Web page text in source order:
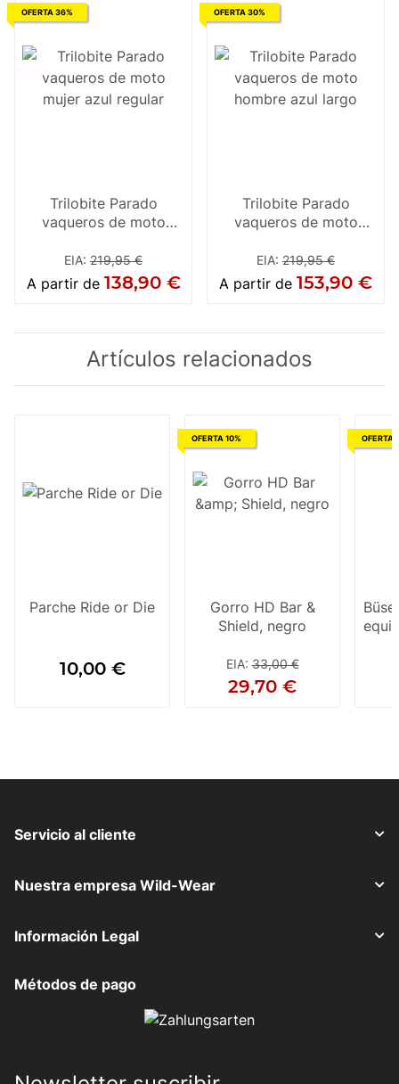
OFERTA 36%
Trilobite Parado
vaqueros de moto
EIA: 219,95 €
A partir de 138,90 €
OFERTA 30%
Trilobite Parado
vaqueros de moto
EIA: 219,95 €
A partir de 153,90 €
Artículos relacionados
Parche Ride or Die
10,00 €
OFERTA 10%
Gorro HD Bar &
Shield, negro
EIA:33,00 €
29,70 €
OFERTA
Servicio al cliente
Nuestra empresa Wild-Wear
Información Legal
Métodos de pago